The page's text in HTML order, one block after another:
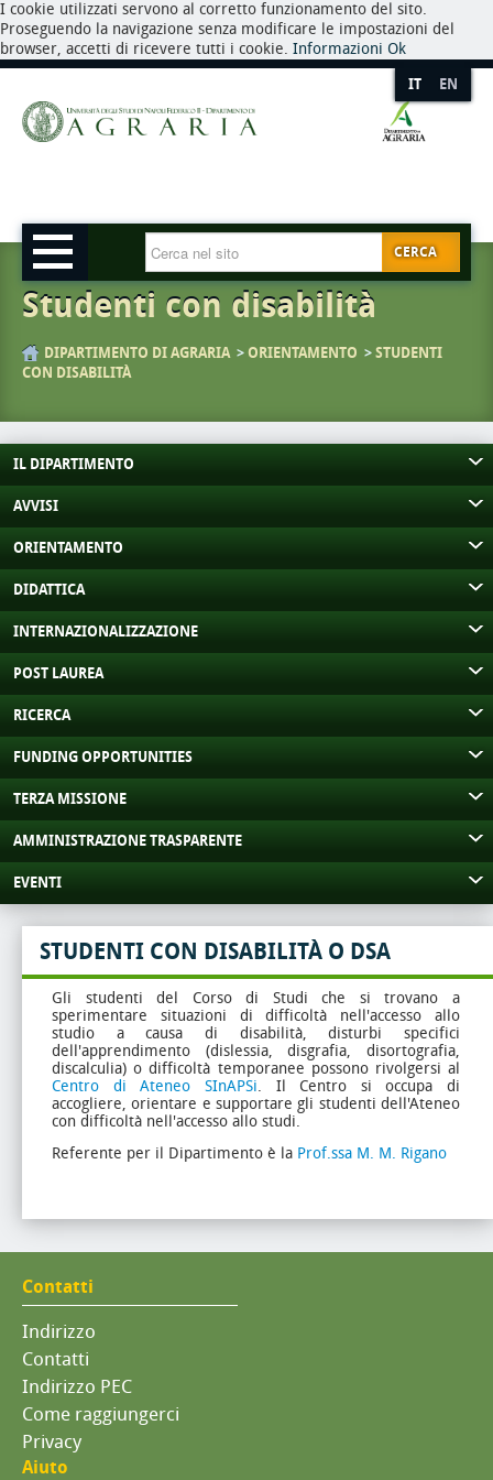
I cookie utilizzati servono al corretto funzionamento del sito.
Proseguendo la navigazione senza modificare le impostazioni del
browser, accetti di ricevere tutti i cookie. Informazioni Ok
IT EN
CERCA
Studenti con disabilità
DIPARTIMENTO DI AGRARIA ORIENTAMENTO
STUDENTI
CON DISABILITÀ
IL DIPARTIMENTO
AVVISI
ORIENTAMENTO
DIDATTICA
INTERNAZIONALIZZAZIONE
POST LAUREA
RICERCA
FUNDING OPPORTUNITIES
TERZA MISSIONE
AMMINISTRAZIONE TRASPARENTE
EVENTI
STUDENTI CON DISABILITÀ O DSA
Gli studenti del Corso di Studi che si trovano a
sperimentare situazioni di difficoltà nell'accesso allo
studio a causa di disabilità, disturbi specifici
dell'apprendimento (dislessia, disgrafia, disortografia,
discalculia) o difficoltà temporanee possono rivolgersi al
Centro di Ateneo SInAPSi. Il Centro si occupa di
accogliere, orientare e supportare gli studenti dell'Ateneo
con difficoltà nell'accesso allo studi.
Referente per il Dipartimento è la Prof.ssa M. M. Rigano
Contatti
Indirizzo
Contatti
Indirizzo PEC
Come raggiungerci
Privacy
Aiuto